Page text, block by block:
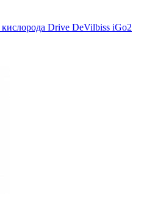
Drive DeVilbiss iGo2